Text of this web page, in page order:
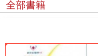
全部書籍